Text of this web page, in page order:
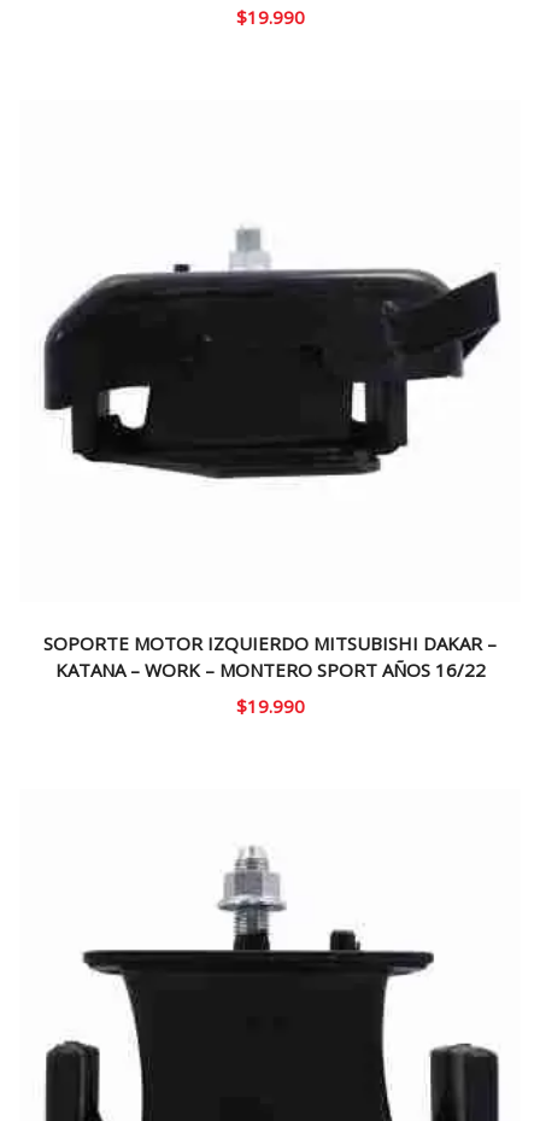
$19.990
SOPORTE MOTOR IZQUIERDO MITSUBISHI DAKAR –
KATANA – WORK – MONTERO SPORT AÑOS 16/22
$19.990